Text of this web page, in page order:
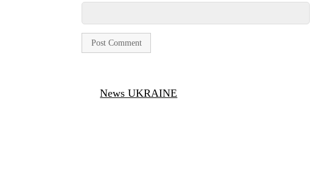
News UKRAINE